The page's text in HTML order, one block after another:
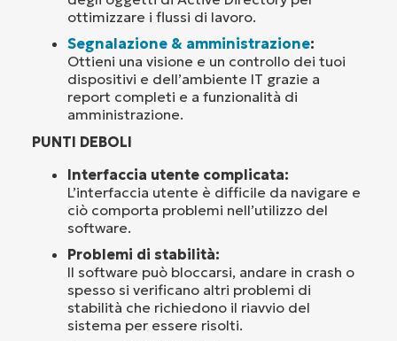
ottimizzare i flussi di lavoro.
Segnalazione & amministrazione:
Ottieni una visione e un controllo dei tuoi
dispositivi e dell’ambiente IT grazie a
report completi e a funzionalità di
amministrazione.
PUNTI DEBOLI
Interfaccia utente complicata:
L’interfaccia utente è difficile da navigare e
ciò comporta problemi nell’utilizzo del
software.
Problemi di stabilità:
Il software può bloccarsi, andare in crash o
spesso si verificano altri problemi di
stabilità che richiedono il riavvio del
sistema per essere risolti.